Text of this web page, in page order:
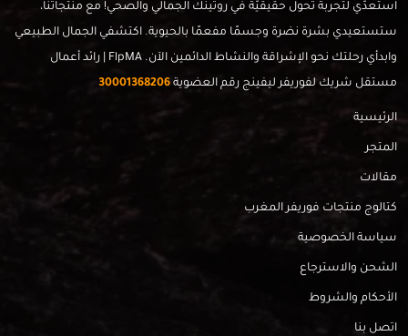
استعدّي لتجربة تحول حقيقيّة في روتينك الجمالي والصحي! مع منتجاتنا،
ستستعيدي بشرة نضرة وجسمًا مفعمًا بالحيوية. اكتشفي الجمال الطبيعي
وابدأي رحلتك نحو الإشراقة والنشاط الدائمين الآن. FlpMA | رائد أعمال
مستقل شريك لفوريفر ليفينج رقم العضوية 30001368206
الرئيسية
المتجر
مقالات
كتالوج منتجات فوريفر المغرب
سياسة الخصوصية
الشحن والاسترجاع
الأحكام والشروط
اتصل بنا